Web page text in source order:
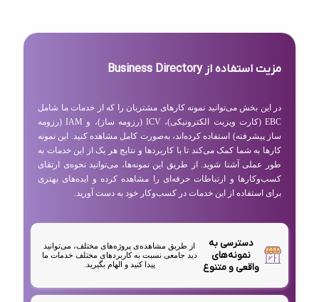
مزیت استفاده از Business Directory
در این بخش می‌توانید نمونه کارهای مشتریان را که از خدمات ما شامل
EBC (کارت ویزیت الکترونیکی)، ICV (رزومه ساز)، و IAM (رزومه
ساز پیشرفته) استفاده کرده‌اند، به‌صورت کامل مشاهده کنید. این نمونه
کارها به شما کمک می‌کند تا با کاربردها و نتایج هر یک از این خدمات به
طور عملی آشنا شوید. از طریق این نمونه‌ها، می‌توانید نحوه‌ی ارتقای
کسب‌وکارها و ارتباطات حرفه‌ای را مشاهده کرده و ایده‌های بهتری
برای استفاده از این خدمات در کسب‌وکار خود به دست آورید.
دسترسی به
نمونه‌های
واقعی و متنوع
از طریق مشاهده‌ی پروژه‌های مختلف، می‌توانید
دید جامعی نسبت به کاربردهای مختلف خدمات ما
پیدا کنید و الهام بگیرید.